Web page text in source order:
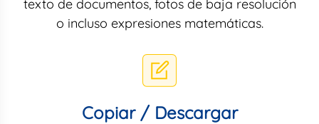
texto de documentos, fotos de baja resolución
o incluso expresiones matemáticas.
Copiar / Descargar